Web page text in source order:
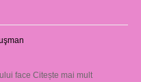
face Citește mai mult